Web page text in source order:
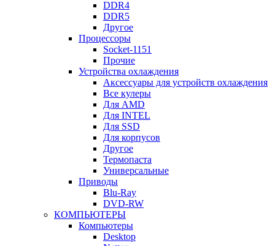
DDR4
DDR5
Другое
Процессоры
Socket-1151
Прочие
Устройства охлаждения
Аксессуары для устройств охлаждения
Все кулеры
Для AMD
Для INTEL
Для SSD
Для корпусов
Другое
Термопаста
Универсальные
Приводы
Blu-Ray
DVD-RW
КОМПЬЮТЕРЫ
Компьютеры
Desktop